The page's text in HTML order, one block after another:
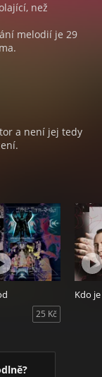
než
melodií je 29
a není jej tedy
25 Kč
Kdo